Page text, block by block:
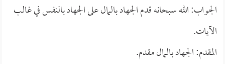
الجواب: الله سبحانه قدم الجهاد بالمال على الجهاد بالنفس في غالب
الآيات.
المقدم: الجهاد بالمال مقدم.